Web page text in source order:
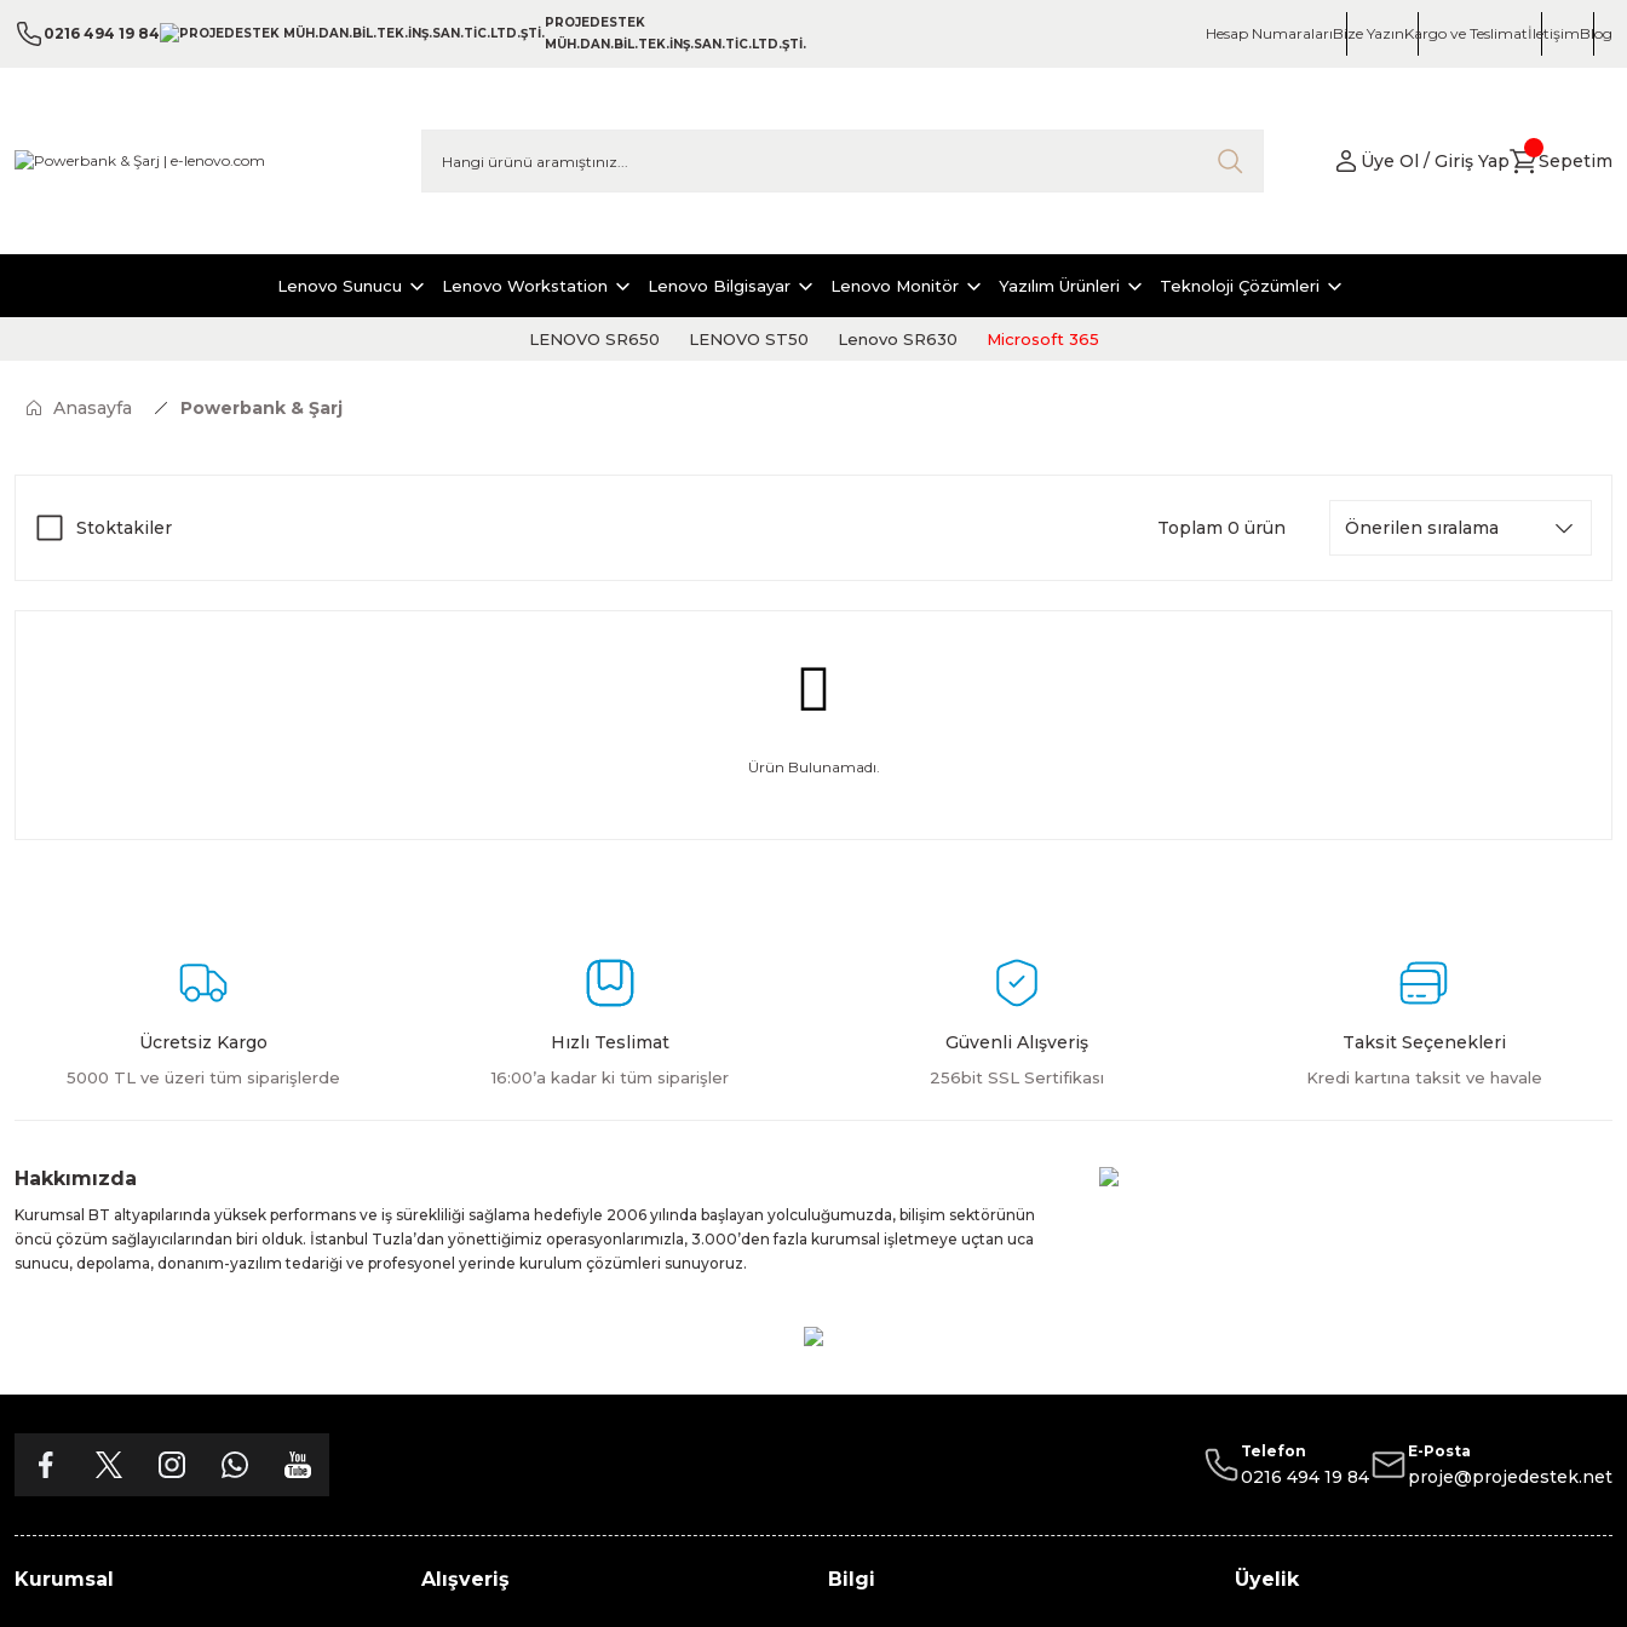
0216 494 19 84
PROJEDESTEK
MÜH.DAN.BİL.TEK.İNŞ.SAN.TİC.LTD.ŞTİ.
Hesap NumaralarıBize YazınKargo ve TeslimatİletişimBlog
Üye Ol / Giriş Yap Sepetim
Lenovo Sunucu Lenovo Workstation Lenovo Bilgisayar Lenovo Monitör Yazılım Ürünleri Teknoloji Çözümleri
LENOVO SR650 LENOVO ST50 Lenovo SR630 Microsoft 365
Anasayfa Powerbank & Şarj
Stoktakiler Toplam 0 ürün
Ürün Bulunamadı.
Ücretsiz Kargo
5000 TL ve üzeri tüm siparişlerde
Hızlı Teslimat
16:00’a kadar ki tüm siparişler
Güvenli Alışveriş
256bit SSL Sertifikası
Taksit Seçenekleri
Kredi kartına taksit ve havale
Hakkımızda
Kurumsal BT altyapılarında yüksek performans ve iş sürekliliği sağlama hedefiyle 2006 yılında başlayan yolculuğumuzda, bilişim sektörünün
öncü çözüm sağlayıcılarından biri olduk. İstanbul Tuzla’dan yönettiğimiz operasyonlarımızla, 3.000’den fazla kurumsal işletmeye uçtan uca
sunucu, depolama, donanım-yazılım tedariği ve profesyonel yerinde kurulum çözümleri sunuyoruz.
Telefon
0216 494 19 84
E-Posta
proje@projedestek.net
Kurumsal Alışveriş Bilgi Üyelik